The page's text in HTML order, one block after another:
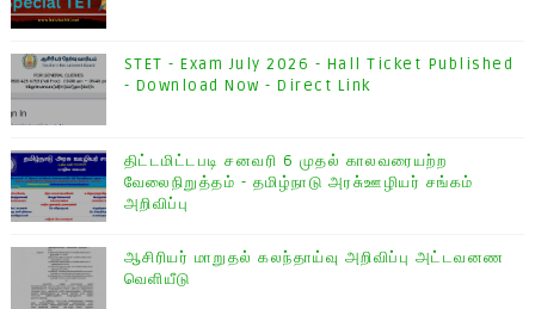
STET - Exam July 2026 - Hall Ticket Published
- Download Now - Direct Link
திட்டமிட்டபடி சனவரி 6 முதல் காலவரையற்ற
வேலைநிறுத்தம் - தமிழ்நாடு அரசு்ஊழியர் சங்கம்
அறிவிப்பு
ஆசிரியர் மாறுதல் கலந்தாய்வு அறிவிப்பு அட்டவனண
வெளியீடு